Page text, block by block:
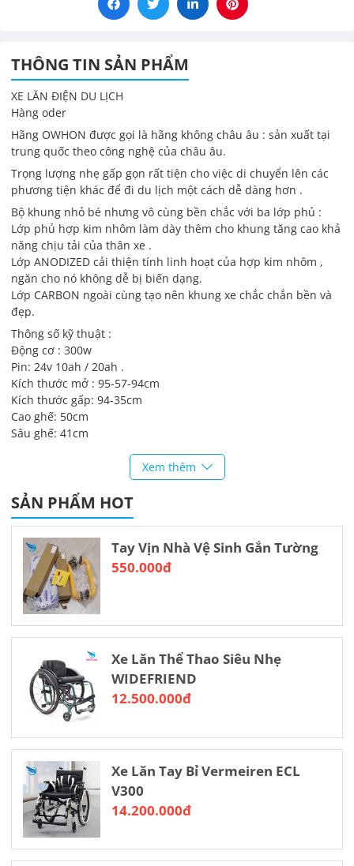
THÔNG TIN SẢN PHẨM
XE LĂN ĐIỆN DU LỊCH
Hàng oder
Hãng OWHON được gọi là hãng không châu âu : sản xuất tại
trung quốc theo công nghệ của châu âu.
Trọng lượng nhẹ gấp gọn rất tiện cho việc di chuyển lên các
phương tiện khác để đi du lịch một cách dễ dàng hơn .
Bộ khung nhỏ bé nhưng vô cùng bền chắc với ba lớp phủ :
Lớp phủ hợp kim nhôm làm dày thêm cho khung tăng cao khả
năng chịu tải của thân xe .
Lớp ANODIZED cải thiện tính linh hoạt của hợp kim nhôm ,
ngăn cho nó không dễ bị biến dạng.
Lớp CARBON ngoài cùng tạo nên khung xe chắc chắn bền và
đẹp.
Thông số kỹ thuật :
Động cơ : 300w
Pin: 24v 10ah / 20ah .
Kích thước mở : 95-57-94cm
Kích thước gấp: 94-35cm
Cao ghế: 50cm
Sâu ghế: 41cm
Bánh lớn : 12inch
Trọng lượng xe :13,8kg
Trọng tải: 120kg
Xem thêm
SẢN PHẨM HOT
Tay Vịn Nhà Vệ Sinh Gắn Tường
550.000đ
Xe Lăn Thể Thao Siêu Nhẹ
WIDEFRIEND
12.500.000đ
Xe Lăn Tay Bỉ Vermeiren ECL
V300
14.200.000đ